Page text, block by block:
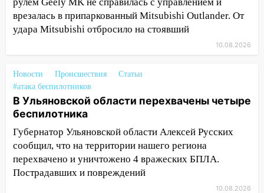
12:46 Масштабные поиски на Волге: в
Ульяновской области продолжают
искать пропавшего после крушения
11:53
Стало известно о состоянии
девочки, которую зажало между
автомобилем и перилами во время
«пьяного» ДТП на Федерации
11:29 Сергей Клопков назначен
начальником управления
административно-технического
контроля администрации Ульяновска
врезалась в припаркованный Mitsubishi Outlander. От
удара Mitsubishi отбросило на стоявший
10.08.2026
Новости Происшествия
Статьи
#атака беспилотников
В Ульяновской области перехвачены четыре
беспилотника
Губернатор Ульяновской области Алексей Русских
сообщил, что на территории нашего региона
перехвачено и уничтожено 4 вражеских БПЛА.
Пострадавших и повреждений
10.08.2026